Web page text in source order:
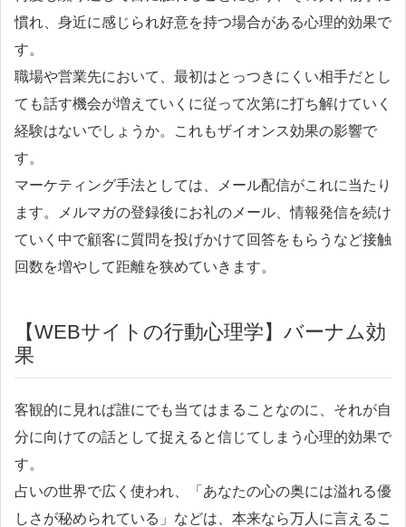
慣れ、身近に感じられ好意を持つ場合がある心理的効果で
す。
職場や営業先において、最初はとっつきにくい相手だとし
ても話す機会が増えていくに従って次第に打ち解けていく
経験はないでしょうか。これもザイオンス効果の影響で
す。
マーケティング手法としては、メール配信がこれに当たり
ます。メルマガの登録後にお礼のメール、情報発信を続け
ていく中で顧客に質問を投げかけて回答をもらうなど接触
回数を増やして距離を狭めていきます。
【WEBサイトの行動心理学】バーナム効
果
客観的に見れば誰にでも当てはまることなのに、それが自
分に向けての話として捉えると信じてしまう心理的効果で
す。
占いの世界で広く使われ、「あなたの心の奥には溢れる優
しさが秘められている」などは、本来なら万人に言えるこ